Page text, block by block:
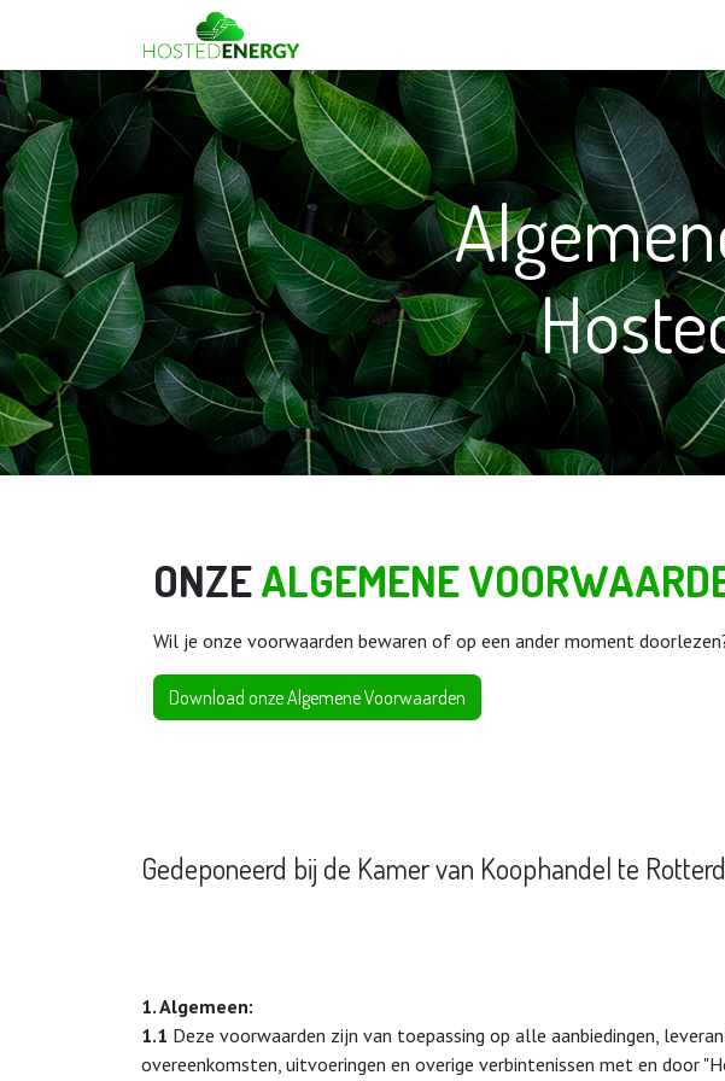
ONZEALGEMENE
Wil je onze voorwaarden bewaren of op een ander moment
Download onze Algemene Voorwaarden
Gedeponeerd bij de Kamer van Koophandel te
1. Algemeen:
1.1 Deze voorwaarden zijn van toepassing op alle aanbiedingen,
overeenkomsten, uitvoeringen en overige verbintenissen met en door